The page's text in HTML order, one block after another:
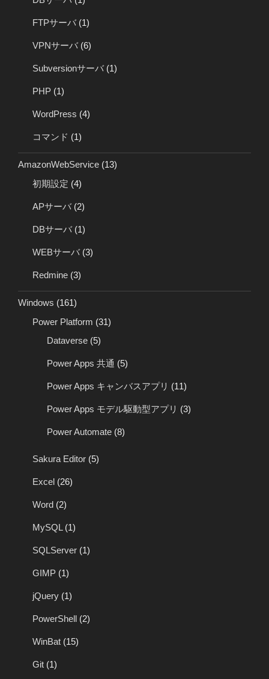
FTPサーバ(1)
VPNサーバ(6)
Subversionサーバ(1)
PHP (1)
WordPress (4)
コマンド (1)
AmazonWebService (13)
初期設定 (4)
APサーバ(2)
DBサーバ(1)
WEBサーバ(3)
Redmine (3)
Windows (161)
Power Platform (31)
Dataverse (5)
Power Apps 共通 (5)
Power Apps キャンバスアプリ (11)
Power Apps モデル駆動型アプリ (3)
Power Automate (8)
Sakura Editor (5)
Excel (26)
Word (2)
MySQL (1)
SQLServer (1)
GIMP (1)
jQuery (1)
PowerShell (2)
WinBat (15)
Git (1)